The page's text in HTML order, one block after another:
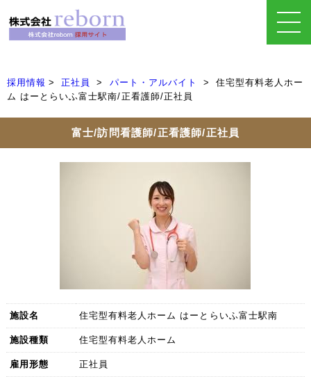
採用情報 正社員 パート・アルバイト
住宅型有料老人ホー
ム はーとらいふ富士駅南/正看護師/正社員
富士/訪問看護師/正看護師/正社員
施設名 住宅型有料老人ホーム はーとらいふ富士駅南
施設種類 住宅型有料老人ホーム
雇用形態 正社員